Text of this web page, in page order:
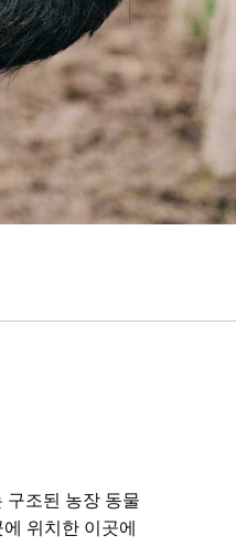
구조된 농장 동물
위치한 이곳에